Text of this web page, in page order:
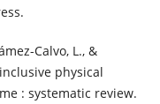
Calvo, L., &
physical
: systematic review.